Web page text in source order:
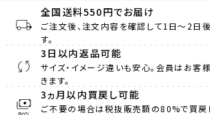
全国送料550円でお届け
ご注文後、注文内容を確認して1日～2日
す。
3日以内返品可能
サイズ・イメージ違いも安心。会員はお客
きます。
3ヵ月以内買戻し可能
ご不要の場合は税抜販売額の80%で買戻